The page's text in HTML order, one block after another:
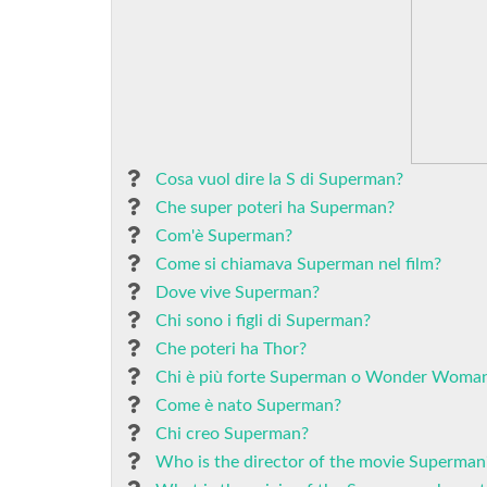
Cosa vuol dire la S di Superman?
Che super poteri ha Superman?
Com'è Superman?
Come si chiamava Superman nel film?
Dove vive Superman?
Chi sono i figli di Superman?
Che poteri ha Thor?
Chi è più forte Superman o Wonder
Come è nato Superman?
Chi creo Superman?
Who is the director of the movie